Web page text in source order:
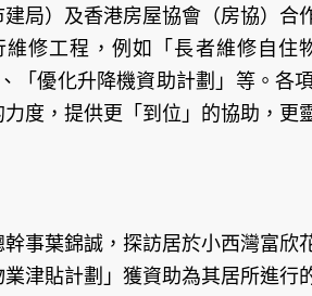
局）及香港房屋協會（房協）合
修工程，例如「長者維修自住
「優化升降機資助計劃」等。各
度，提供更「到位」的協助，更
事葉錦誠，探訪居於小西灣富
津貼計劃」獲資助為其居所進行